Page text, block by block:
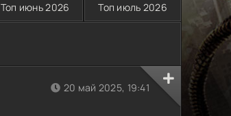
Топ июнь 2026 Топ июль 2026
20 май 2025, 19:41